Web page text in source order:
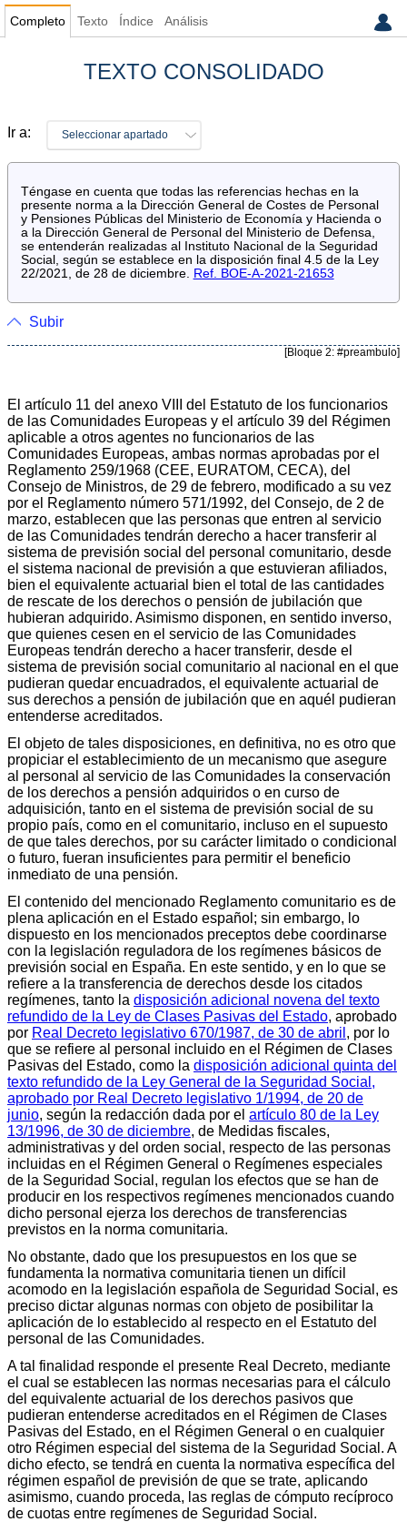
Completo Texto Índice Análisis
TEXTO CONSOLIDADO
Ir a: Seleccionar apartado
Téngase en cuenta que todas las referencias hechas en la
presente norma a la Dirección General de Costes de Personal
y Pensiones Públicas del Ministerio de Economía y Hacienda o
a la Dirección General de Personal del Ministerio de Defensa,
se entenderán realizadas al Instituto Nacional de la Seguridad
Social, según se establece en la disposición final 4.5 de la Ley
22/2021, de 28 de diciembre.
Ref. BOE-A-2021-21653
Subir
[Bloque 2: #preambulo]
El artículo 11 del anexo VIII del Estatuto de los funcionarios
de las Comunidades Europeas y el artículo 39 del Régimen
aplicable a otros agentes no funcionarios de las
Comunidades Europeas, ambas normas aprobadas por el
Reglamento 259/1968 (CEE, EURATOM, CECA), del
Consejo de Ministros, de 29 de febrero, modificado a su vez
por el Reglamento número 571/1992, del Consejo, de 2 de
marzo, establecen que las personas que entren al servicio
de las Comunidades tendrán derecho a hacer transferir al
sistema de previsión social del personal comunitario, desde
el sistema nacional de previsión a que estuvieran afiliados,
bien el equivalente actuarial bien el total de las cantidades
de rescate de los derechos o pensión de jubilación que
hubieran adquirido. Asimismo disponen, en sentido inverso,
que quienes cesen en el servicio de las Comunidades
Europeas tendrán derecho a hacer transferir, desde el
sistema de previsión social comunitario al nacional en el que
pudieran quedar encuadrados, el equivalente actuarial de
sus derechos a pensión de jubilación que en aquél pudieran
entenderse acreditados.
El objeto de tales disposiciones, en definitiva, no es otro que
propiciar el establecimiento de un mecanismo que asegure
al personal al servicio de las Comunidades la conservación
de los derechos a pensión adquiridos o en curso de
adquisición, tanto en el sistema de previsión social de su
propio país, como en el comunitario, incluso en el supuesto
de que tales derechos, por su carácter limitado o condicional
o futuro, fueran insuficientes para permitir el beneficio
inmediato de una pensión.
El contenido del mencionado Reglamento comunitario es de
plena aplicación en el Estado español; sin embargo, lo
dispuesto en los mencionados preceptos debe coordinarse
con la legislación reguladora de los regímenes básicos de
previsión social en España. En este sentido, y en lo que se
refiere a la transferencia de derechos desde los citados
regímenes, tanto la disposición adicional novena del texto
refundido de la Ley de Clases Pasivas del Estado, aprobado
por Real Decreto legislativo 670/1987, de 30 de abril , por lo
que se refiere al personal incluido en el Régimen de Clases
Pasivas del Estado, como la disposición adicional quinta del
texto refundido de la Ley General de la Seguridad Social,
aprobado por Real Decreto legislativo 1/1994, de 20 de
junio, según la redacción dada por el artículo 80 de la Ley
13/1996, de 30 de diciembre, de Medidas fiscales,
administrativas y del orden social, respecto de las personas
incluidas en el Régimen General o Regímenes especiales
de la Seguridad Social, regulan los efectos que se han de
producir en los respectivos regímenes mencionados cuando
dicho personal ejerza los derechos de transferencias
previstos en la norma comunitaria.
No obstante, dado que los presupuestos en los que se
fundamenta la normativa comunitaria tienen un difícil
acomodo en la legislación española de Seguridad Social, es
preciso dictar algunas normas con objeto de posibilitar la
aplicación de lo establecido al respecto en el Estatuto del
personal de las Comunidades.
A tal finalidad responde el presente Real Decreto, mediante
el cual se establecen las normas necesarias para el cálculo
del equivalente actuarial de los derechos pasivos que
pudieran entenderse acreditados en el Régimen de Clases
Pasivas del Estado, en el Régimen General o en cualquier
otro Régimen especial del sistema de la Seguridad Social. A
dicho efecto, se tendrá en cuenta la normativa específica del
régimen español de previsión de que se trate, aplicando
asimismo, cuando proceda, las reglas de cómputo recíproco
de cuotas entre regímenes de Seguridad Social.